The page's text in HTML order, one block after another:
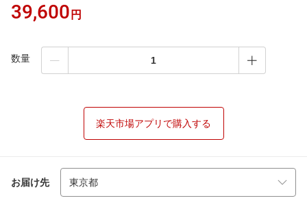
39,600 円
数量
楽天市場アプリで購入する
お届け先